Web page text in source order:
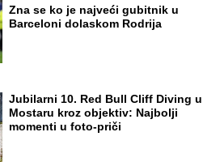
Zna se ko je najveći gubitnik u
Barceloni dolaskom Rodrija
Jubilarni 10. Red Bull Cliff Diving u
Mostaru kroz objektiv: Najbolji
momenti u foto-priči